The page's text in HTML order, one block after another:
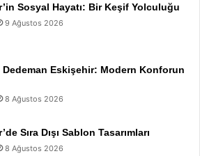
Sosyal Hayatı: Bir Keşif Yolculuğu
9 Ağustos 2026
Dedeman Eskişehir: Modern Konforun
8 Ağustos 2026
Sıra Dışı Sablon Tasarımları
8 Ağustos 2026